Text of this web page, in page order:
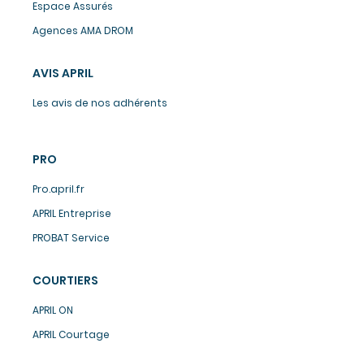
Espace Assurés
Agences AMA DROM
AVIS APRIL
Les avis de nos adhérents
PRO
Pro.april.fr
APRIL Entreprise
PROBAT Service
COURTIERS
APRIL ON
APRIL Courtage